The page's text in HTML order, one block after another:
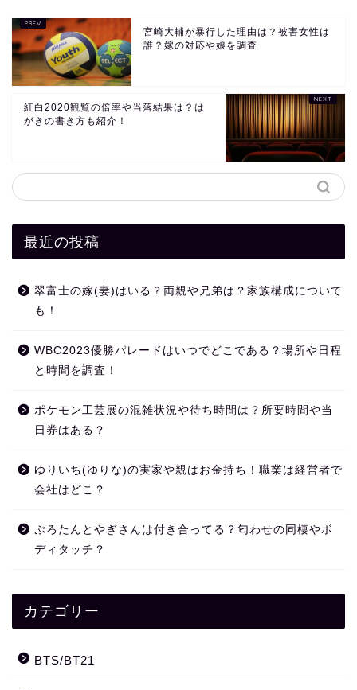
宮崎大輔が暴行した理由は？被害女性は
誰？嫁の対応や娘を調査
紅白2020観覧の倍率や当落結果は？は
がきの書き方も紹介！
最近の投稿
翠富士の嫁(妻)はいる？両親や兄弟は？家族構成について
も！
WBC2023優勝パレードはいつでどこである？場所や日程
と時間を調査！
ポケモン工芸展の混雑状況や待ち時間は？所要時間や当
日券はある？
ゆりいち(ゆりな)の実家や親はお金持ち！職業は経営者で
会社はどこ？
ぷろたんとやぎさんは付き合ってる？匂わせの同棲やボ
ディタッチ？
カテゴリー
BTS/BT21